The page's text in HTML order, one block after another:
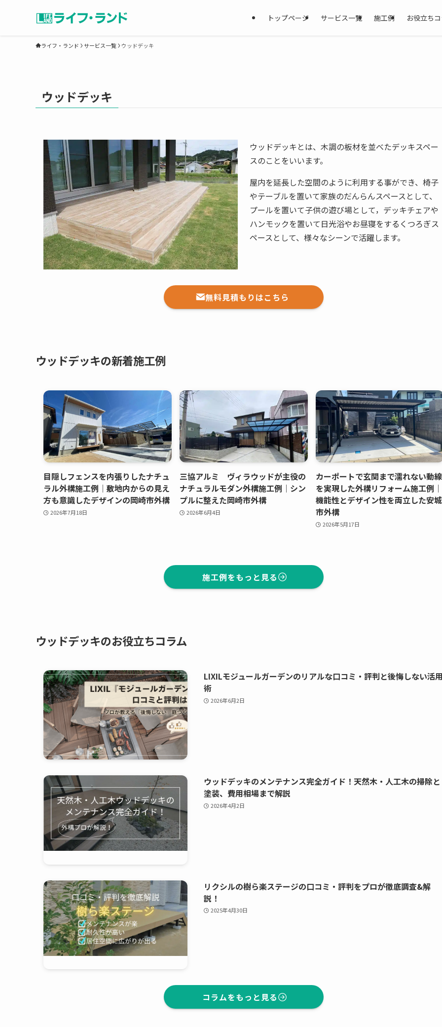
トップページ サービス一覧 施工例 お役立ち
ライフ・ランド サービス一覧 ウッドデッキ
ウッドデッキ
ウッドデッキとは、木調の板材を並べたデッキスペー
スのことをいいます。
屋内を延長した空間のように利用する事ができ、椅子
やテーブルを置いて家族のだんらんスペースとして、
プールを置いて子供の遊び場として，デッキチェアや
ハンモックを置いて日光浴やお昼寝をするくつろぎス
ペースとして、様々なシーンで活躍します。
無料見積もりはこちら
ウッドデッキの新着施工例
目隠しフェンスを内張りしたナチュ
ラル外構施工例｜敷地内からの見え
方も意識したデザインの岡崎市外構
2026年7月18日
三協アルミ ヴィラウッドが主役の
ナチュラルモダン外構施工例｜シン
プルに整えた岡崎市外構
2026年6月4日
カーポートで玄関まで濡れない動線
を実現した外構リフォーム施工例｜
機能性とデザイン性を両立した安城
市外構
2026年5月17日
施工例をもっと見る
ウッドデッキのお役立ちコラム
LIXILモジュールガーデンのリアルな口コミ・評判と後悔しない活
術
2026年6月2日
ウッドデッキのメンテナンス完全ガイド！天然木・人工木の掃除と
塗装、費用相場まで解説
2026年4月2日
リクシルの樹ら楽ステージの口コミ・評判をプロが徹底調査&解
説！
2025年4月30日
コラムをもっと見る